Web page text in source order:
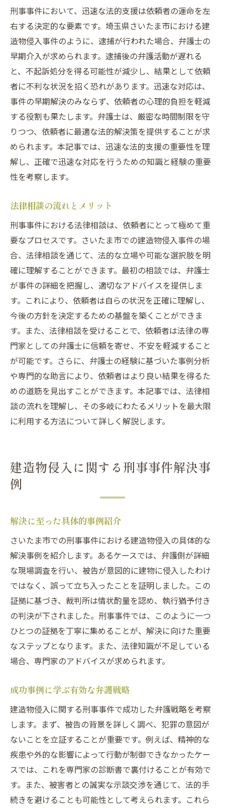
刑事事件において、迅速な法的支援は依頼者の運命を左
右する決定的な要素です。埼玉県さいたま市における建
造物侵入事件のように、逮捕が行われた場合、弁護士の
早期介入が求められます。逮捕後の弁護活動が遅れる
と、不起訴処分を得る可能性が減少し、結果として依頼
者に不利な状況を招く恐れがあります。迅速な対応は、
事件の早期解決のみならず、依頼者の心理的負担を軽減
する役割も果たします。弁護士は、厳密な時間制限を守
りつつ、依頼者に最適な法的解決策を提供することが求
められます。本記事では、迅速な法的支援の重要性を理
解し、正確で迅速な対応を行うための知識と経験の重要
性を考察します。
法律相談の流れとメリット
刑事事件における法律相談は、依頼者にとって極めて重
要なプロセスです。さいたま市での建造物侵入事件の場
合、法律相談を通じて、法的な立場や可能な選択肢を明
確に理解することができます。最初の相談では、弁護士
が事件の詳細を把握し、適切なアドバイスを提供しま
す。これにより、依頼者は自らの状況を正確に理解し、
今後の方針を決定するための基盤を築くことができま
す。また、法律相談を受けることで、依頼者は法律の専
門家としての弁護士に信頼を寄せ、不安を軽減すること
が可能です。さらに、弁護士の経験に基づいた事例分析
や専門的な助言により、依頼者はより良い結果を得るた
めの道筋を見出すことができます。本記事では、法律相
談の流れを理解し、その多岐にわたるメリットを最大限
に利用する方法について詳しく解説します。
建造物侵入に関する刑事事件解決事
例
解決に至った具体的事例紹介
さいたま市での刑事事件における建造物侵入の具体的な
解決事例を紹介します。あるケースでは、弁護側が詳細
な現場調査を行い、被告が意図的に建物に侵入したわけ
ではなく、誤って立ち入ったことを証明しました。この
証拠に基づき、裁判所は情状酌量を認め、執行猶予付き
の判決が下されました。刑事事件では、このように一つ
ひとつの証拠を丁寧に集めることが、解決に向けた重要
なステップとなります。また、法律知識が不足している
場合、専門家のアドバイスが求められます。
成功事例に学ぶ有効な弁護戦略
建造物侵入に関する刑事事件で成功した弁護戦略を考察
します。まず、被告の背景を詳しく調べ、犯罪の意図が
ないことを立証することが重要です。例えば、精神的な
疾患や外的な影響によって行動が制御できなかったケー
スでは、これを専門家の診断書で裏付けることが有効で
す。また、被害者との誠実な示談交渉を通じて、法的手
続きを避けることも可能性として考えられます。これら